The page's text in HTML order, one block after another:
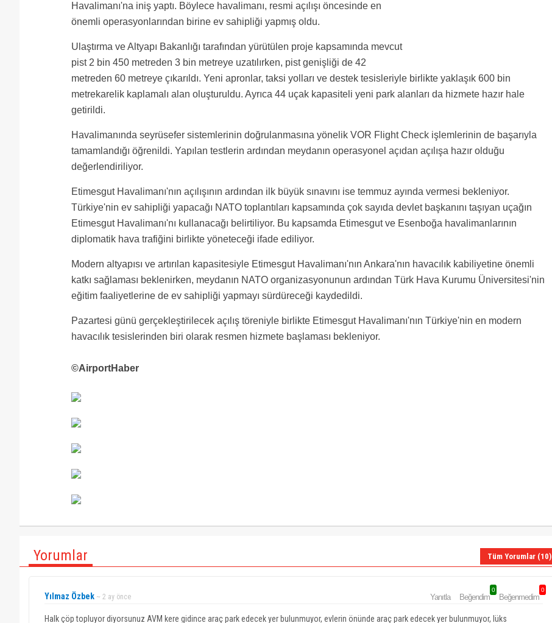
Havalimanı'na iniş yaptı. Böylece havalimanı, resmi açılışı öncesinde en
önemli operasyonlarından birine ev sahipliği yapmış oldu.
Ulaştırma ve Altyapı Bakanlığı tarafından yürütülen proje kapsamında mevcut
pist 2 bin 450 metreden 3 bin metreye uzatılırken, pist genişliği de 42
metreden 60 metreye çıkarıldı. Yeni apronlar, taksi yolları ve destek tesisleriyle birlikte yaklaşık 600 bin
metrekarelik kaplamalı alan oluşturuldu. Ayrıca 44 uçak kapasiteli yeni park alanları da hizmete hazır hale
getirildi.
Havalimanında seyrüsefer sistemlerinin doğrulanmasına yönelik VOR Flight Check işlemlerinin de başarıyla
tamamlandığı öğrenildi. Yapılan testlerin ardından meydanın operasyonel açıdan açılışa hazır olduğu
değerlendiriliyor.
Etimesgut Havalimanı'nın açılışının ardından ilk büyük sınavını ise temmuz ayında vermesi bekleniyor.
Türkiye'nin ev sahipliği yapacağı NATO toplantıları kapsamında çok sayıda devlet başkanını taşıyan uçağın
Etimesgut Havalimanı'nı kullanacağı belirtiliyor. Bu kapsamda Etimesgut ve Esenboğa havalimanlarının
diplomatik hava trafiğini birlikte yöneteceği ifade ediliyor.
Modern altyapısı ve artırılan kapasitesiyle Etimesgut Havalimanı'nın Ankara'nın havacılık kabiliyetine önemli
katkı sağlaması beklenirken, meydanın NATO organizasyonunun ardından Türk Hava Kurumu Üniversitesi'nin
eğitim faaliyetlerine de ev sahipliği yapmayı sürdüreceği kaydedildi.
Pazartesi günü gerçekleştirilecek açılış töreniyle birlikte Etimesgut Havalimanı'nın Türkiye'nin en modern
havacılık tesislerinden biri olarak resmen hizmete başlaması bekleniyor.
©AirportHaber
Yorumlar Tüm Yorumlar (10)
Yılmaz Özbek ~ 2 ay önce Yanıtla Beğendim
0
Beğenmedim
0
Halk çöp topluyor diyorsunuz AVM kere gidince araç park edecek yer bulunmuyor, evlerin önünde araç park edecek yer bulunmuyor, lüks